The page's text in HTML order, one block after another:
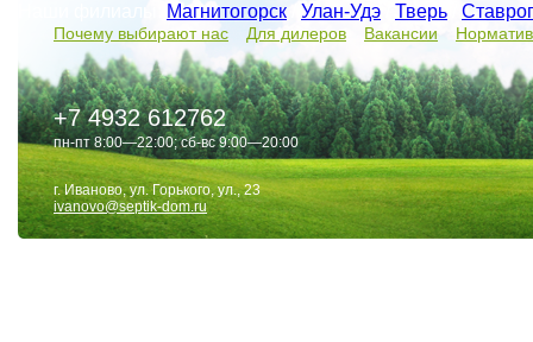
Магнитогорск Улан-Удэ Тверь
Почему выбирают нас Для дилеров Вакансии
+7 4932 612762
пн-пт 8:00—22:00; сб-вс 9:00—20:00
г. Иваново, ул. Горького, ул., 23
ivanovo@septik-dom.ru